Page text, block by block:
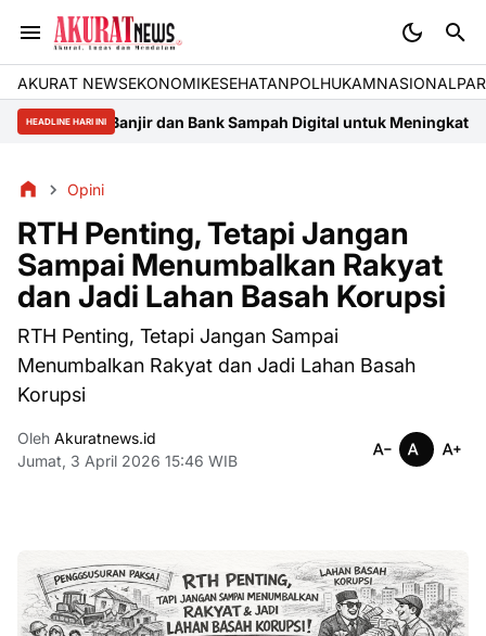
AKURAT NEWSEKONOMIKESEHATANPOLHUKAMNASIONAL
HEADLINE HARI INI
Banjir dan Bank Sampah Digital untuk Meningkatkan
Opini
RTH Penting, Tetapi Jangan
Sampai Menumbalkan Rakyat
dan Jadi Lahan Basah Korupsi
RTH Penting, Tetapi Jangan Sampai
Menumbalkan Rakyat dan Jadi Lahan Basah
Korupsi
Oleh Akuratnews.id
Jumat, 3 April 2026 15:46 WIB